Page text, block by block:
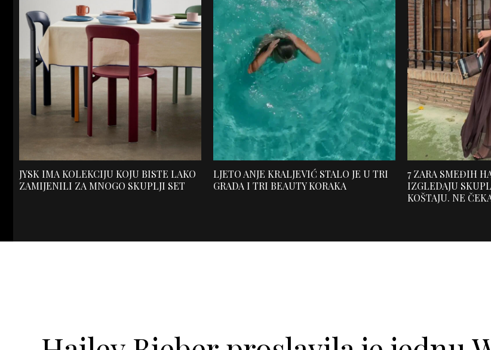
JYSK IMA KOLEKCIJU KOJU BISTE LAKO
ZAMIJENILI ZA MNOGO SKUPLJI SET
LJETO ANJE KRALJEVIĆ STALO JE U TRI
GRADA I TRI BEAUTY KORAKA
7 ZARA SMEĐIH
IZGLEDAJU
KOŠTAJU. NE